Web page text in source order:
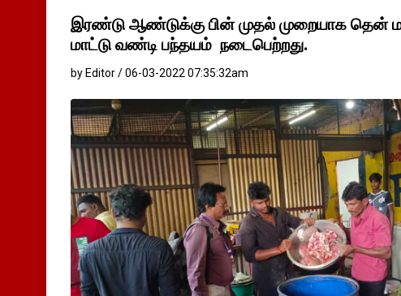
இரண்டு ஆண்டுக்கு பின் முதல் முறையாக தென்
மாட்டு வண்டி பந்தயம் நடைபெற்றது.
by Editor / 06-03-2022 07:35:32am